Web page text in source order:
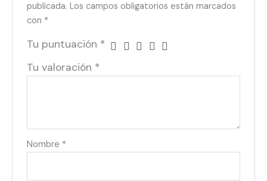
publicada. Los campos obligatorios están marcados
con *
Tu puntuación *
Tu valoración *
Nombre *